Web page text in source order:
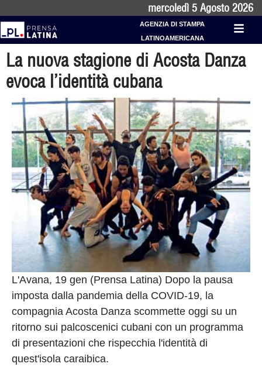
mercoledì 5 Agosto 2026
AGENZIA DI STAMPA
LATINOAMERICANA
La nuova stagione di Acosta Danza
evoca l’identità cubana
L'Avana, 19 gen (Prensa Latina) Dopo la pausa
imposta dalla pandemia della COVID-19, la
compagnia Acosta Danza scommette oggi su un
ritorno sui palcoscenici cubani con un programma
di presentazioni che rispecchia l'identità di
quest'isola caraibica.